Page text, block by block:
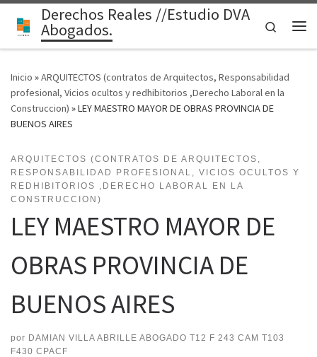
Saltar al contenido
Derechos Reales //Estudio DVA
Abogados.
Search
Inicio »ARQUITECTOS (contratos de Arquitectos, Responsabilidad
profesional, Vicios ocultos y redhibitorios ,Derecho Laboral en la
Construccion) »LEY MAESTRO MAYOR DE OBRAS PROVINCIA DE
BUENOS AIRES
ARQUITECTOS (CONTRATOS DE ARQUITECTOS,
RESPONSABILIDAD PROFESIONAL, VICIOS OCULTOS Y
REDHIBITORIOS ,DERECHO LABORAL EN LA
CONSTRUCCION)
LEY MAESTRO MAYOR DE
OBRAS PROVINCIA DE
BUENOS AIRES
por DAMIAN VILLA ABRILLE ABOGADO T12 F 243 CAM T103
F430 CPACF